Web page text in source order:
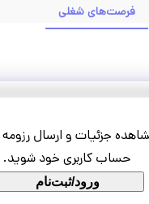
فرصت‌های شغلی
جزئیات و ارسال رزومه
حساب کاربری خود شوید.
ورود/ثبت‌نام
پاره وقت کارآموزی منجر ‌به